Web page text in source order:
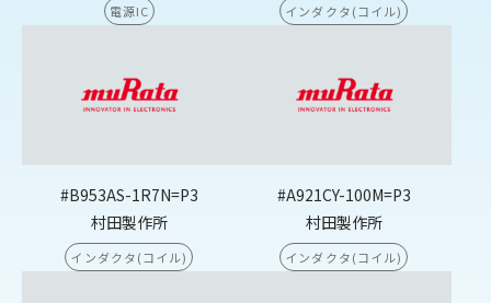
電源IC インダクタ(コイル)
#B953AS-1R7N=P3
村田製作所
インダクタ(コイル)
#A921CY-100M=P3
村田製作所
インダクタ(コイル)